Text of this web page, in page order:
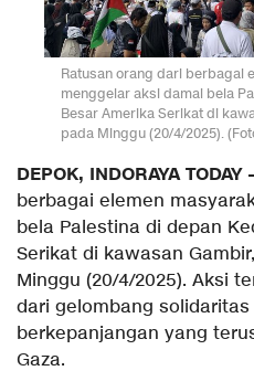
Ratusan orang dari berbagai
menggelar aksi damai bela
Besar Amerika Serikat di
pada Minggu (20/4/2025).
DEPOK, INDORAYA TODAY
berbagai elemen
bela Palestina di depan
Serikat di kawasan
Minggu (20/4/2025). Aksi
dari gelombang
berkepanjangan yang
Gaza.